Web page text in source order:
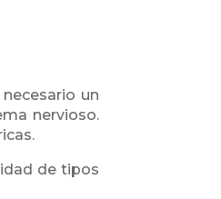
un
nervioso.
de tipos